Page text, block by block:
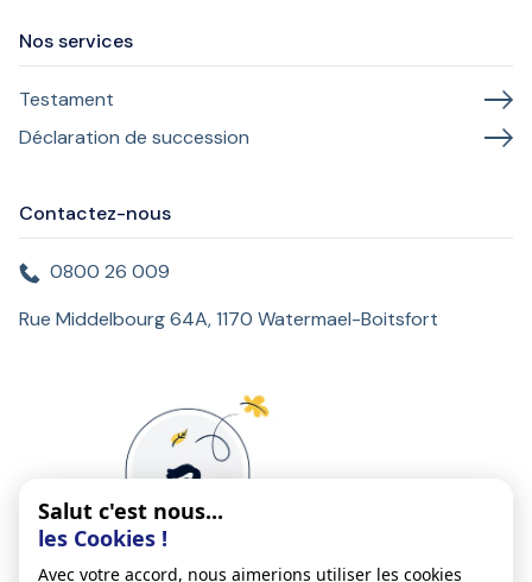
Nos services
Testament
Déclaration de succession
Contactez-nous
0800 26 009
Rue Middelbourg 64A, 1170 Watermael-Boitsfort
Salut c'est nous...
les Cookies !
Avec votre accord, nous aimerions utiliser les cookies